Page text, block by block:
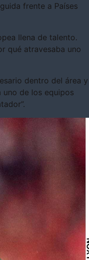
frente a Países
llena de talento.
qué atravesaba uno
dentro del área y
de los equipos